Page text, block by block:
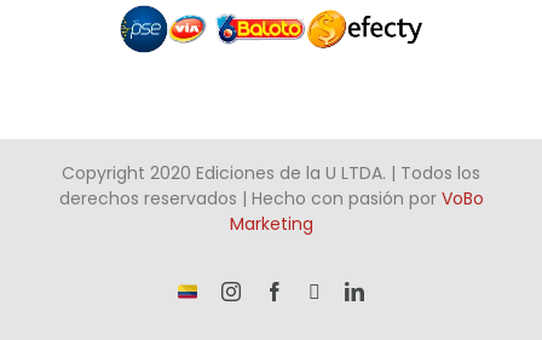
Copyright 2020 Ediciones de la U LTDA. | Todos los
derechos reservados | Hecho con pasión por VoBo
Marketing
¡Somos InstagramFacebook LinkedIn